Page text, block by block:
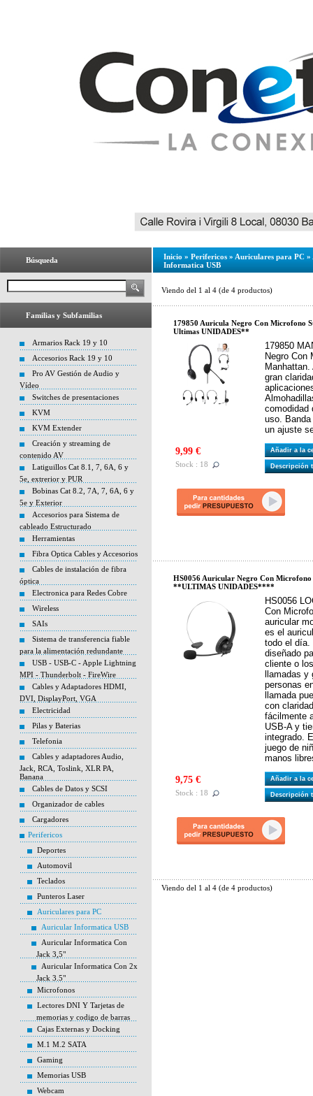
Búsqueda
Familias y Subfamilias
Armarios Rack 19 y 10
Accesorios Rack 19 y 10
Pro AV Gestión de Audio y
Vídeo
Switches de presentaciones
KVM
KVM Extender
Creación y streaming de
contenido AV
Latiguillos Cat 8.1, 7, 6A, 6 y
5e, extrerior y PUR
Bobinas Cat 8.2, 7A, 7, 6A, 6 y
5e y Exterior
Accesorios para Sistema de
cableado Estructurado
Herramientas
Fibra Optica Cables y Accesorios
Cables de instalación de fibra
óptica
Electronica para Redes Cobre
Wireless
SAIs
Sistema de transferencia fiable
para la alimentación redundante
USB - USB-C - Apple Lightning
MPI - Thunderbolt - FireWire
Cables y Adaptadores HDMI,
DVI, DisplayPort, VGA
Electricidad
Pilas y Baterias
Telefonia
Cables y adaptadores Audio,
Jack, RCA, Toslink, XLR PA,
Banana
Cables de Datos y SCSI
Organizador de cables
Cargadores
Perifericos
Deportes
Automovil
Teclados
Punteros Laser
Auriculares para PC
Auricular Informatica USB
Auricular Informatica Con
Jack 3,5"
Auricular Informatica Con 2x
Jack 3.5"
Microfonos
Lectores DNI Y Tarjetas de
memorias y codigo de barras
Cajas Externas y Docking
M.1 M.2 SATA
Gaming
Memorias USB
Webcam
Inicio » Perifericos » Auriculares para PC »
Informatica USB
Viendo del 1 al 4 (de 4 productos)
179850 Auricula Negro Con Microfono
Ultimas UNIDADES**
179850
Negro Con
gran
comodidad
uso.
un ajuste
9,99 €
Stock : 18
Añadir a la
Descripción
HS0056 Auricular Negro Con
**ULTIMAS UNIDADES****
HS0056
Con
auricular
es el
todo el día.
diseñado
cliente o
llamadas
personas
llamada
con
fácilmente
USB-A y
integrado.
juego de
manos
9,75 €
Stock : 18
Añadir a la
Descripción
Viendo del 1 al 4 (de 4 productos)